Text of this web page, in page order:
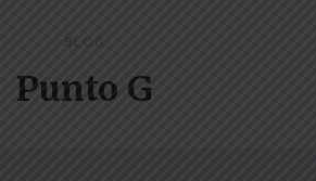
BLOG
Punto G